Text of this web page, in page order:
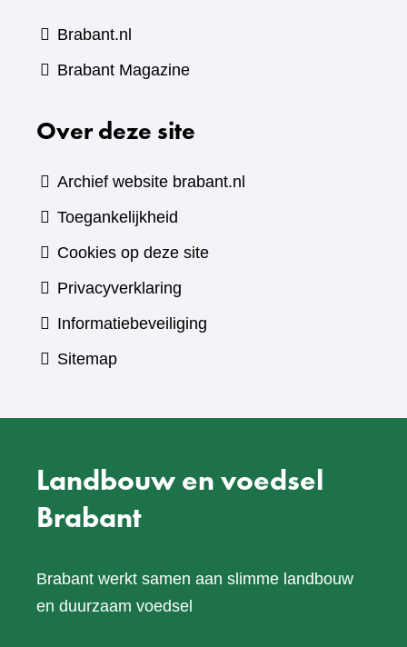
Brabant.nl
Brabant Magazine(verwijst
een
website)
Over deze site
Archief website brabant.nl
Toegankelijkheid
Cookies op deze site
Privacyverklaring
Informatiebeveiliging
Sitemap
Landbouw en voedsel
Brabant
Brabant werkt samen aan slimme landbouw
en duurzaam voedsel